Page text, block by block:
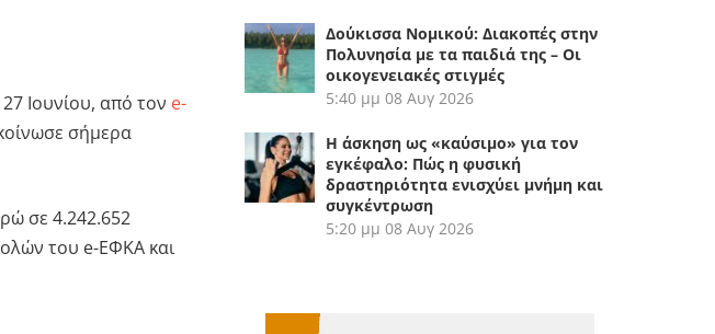
Ιουνίου, από τον e-
σήμερα
σε 4.242.652
του e-ΕΦΚΑ και
Δούκισσα Νομικού: Διακοπές στην
Πολυνησία με τα παιδιά της – Οι
οικογενειακές στιγμές
5:40 μμ 08 Αυγ 2026
Η άσκηση ως «καύσιμο» για τον
εγκέφαλο: Πώς η φυσική
δραστηριότητα ενισχύει μνήμη και
συγκέντρωση
5:20 μμ 08 Αυγ 2026